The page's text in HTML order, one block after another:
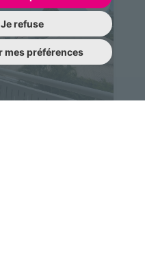
Je refuse
mes préférences